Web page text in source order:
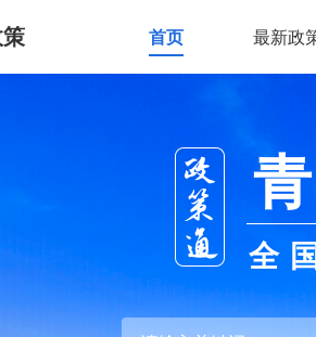
首页 最新政
全